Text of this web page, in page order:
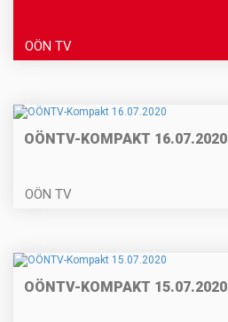
OÖN TV
OÖNTV-KOMPAKT 16.07.2020
OÖN TV
OÖNTV-KOMPAKT 15.07.2020